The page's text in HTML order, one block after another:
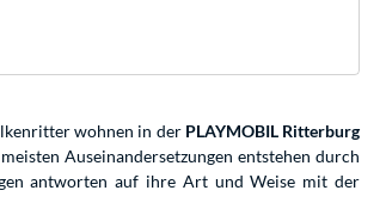
wohnen in der PLAYMOBIL Ritterburg
Auseinandersetzungen entstehen durch
antworten auf ihre Art und Weise mit der